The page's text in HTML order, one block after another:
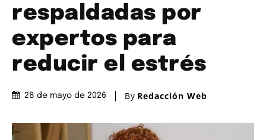
respaldadas por
expertos para
reducir el estrés
28 de mayo de 2026 By Redacción Web